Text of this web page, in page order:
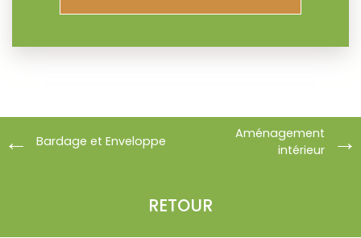
Bardage et Enveloppe
RETOUR
Aménagement
intérieur